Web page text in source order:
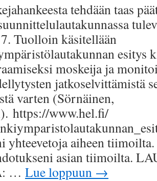
tehdään taas
Tuolloin käsitellään
esitys
moskeija ja
jatkoselvittämistä
varten (Sörnäinen,
https://www.hel.fi/
yhteevetoja aiheen
asian tiimoilta.
… Lue loppuun →